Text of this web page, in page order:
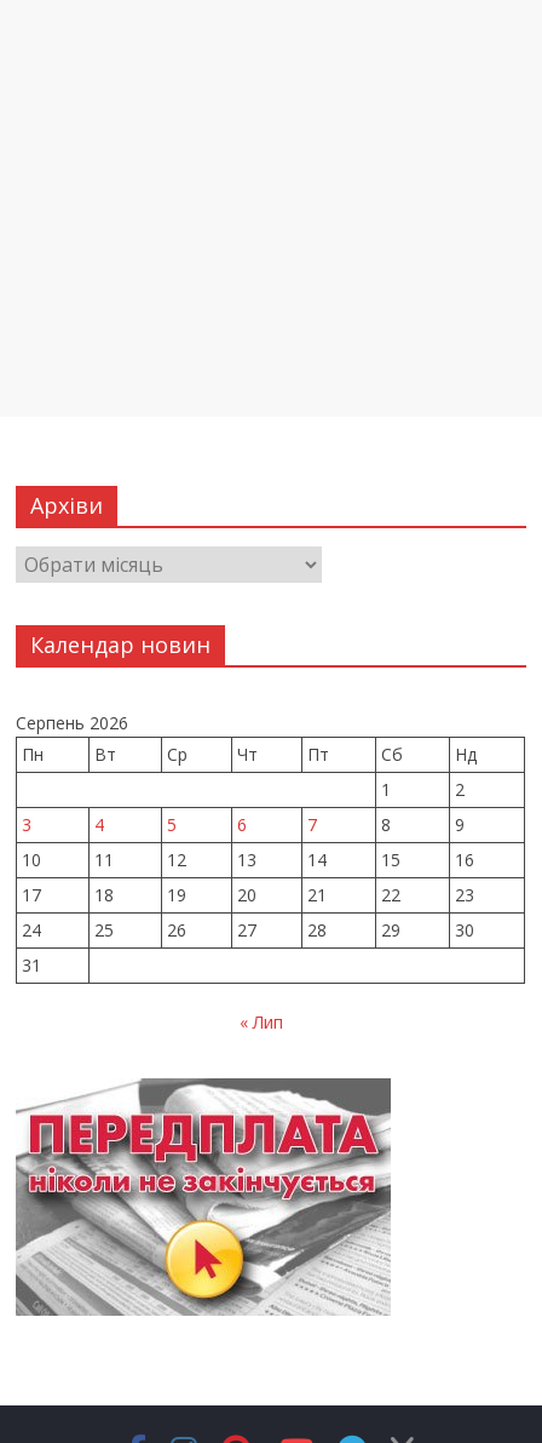
Архіви
Календар новин
Серпень 2026
Пн
Вт Ср Чт Пт Сб
Нд
1
2
3
4 5 6 7 8
9
10
11 12 13 14 15
16
17
18 19 20 21 22
23
24
25 26 27 28 29
30
31
« Лип